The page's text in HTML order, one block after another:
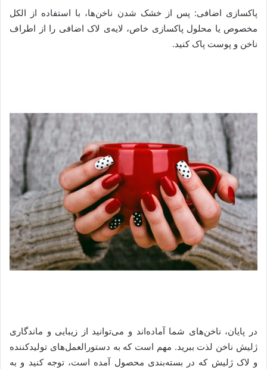
پاکسازی اضافی: پس از خشک شدن ناخن‌ها، با استفاده از الکل
مخصوص یا محلول پاکسازی خاص، لایه‌ی لاک اضافی را از اطراف
ناخن و پوست پاک کنید.
در پایان، ناخن‌های شما آماده‌اند و می‌توانید از زیبایی و ماندگاری
ژلیش ناخن لذت ببرید. مهم است که به دستورالعمل‌های تولیدکننده
و لاک ژلیش که در بسته‌بندی محصول آمده است، توجه کنید و به